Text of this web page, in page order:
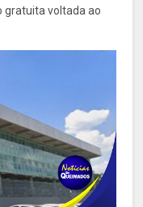
gratuita voltada ao